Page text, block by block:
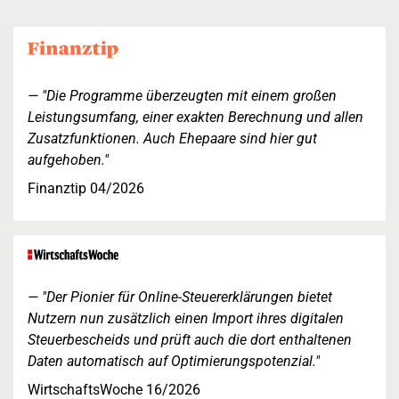
"Die Programme überzeugten mit einem großen
Leistungsumfang, einer exakten Berechnung und allen
Zusatzfunktionen. Auch Ehepaare sind hier gut
aufgehoben."
Finanztip 04/2026
"Der Pionier für Online-Steuererklärungen bietet
Nutzern nun zusätzlich einen Import ihres digitalen
Steuerbescheids und prüft auch die dort enthaltenen
Daten automatisch auf Optimierungspotenzial."
WirtschaftsWoche 16/2026